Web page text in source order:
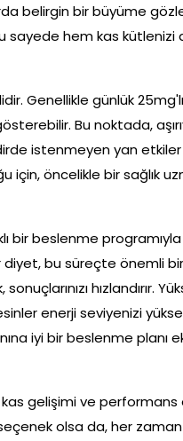
belirgin bir büyüme
sayede hem kas kütlenizi
Genellikle günlük
Bu noktada,
istenmeyen yan etkiler
için, öncelikle bir sağlık
bir beslenme programıyla
bu süreçte önemli bir
hızlandırır.
enerji seviyenizi
iyi bir beslenme
gelişimi ve
olsa da, her